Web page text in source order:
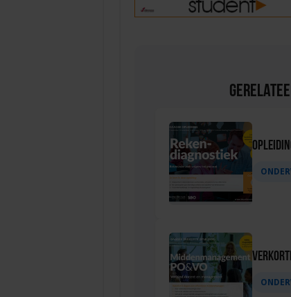
Gebruik Omhoog/Omlaag